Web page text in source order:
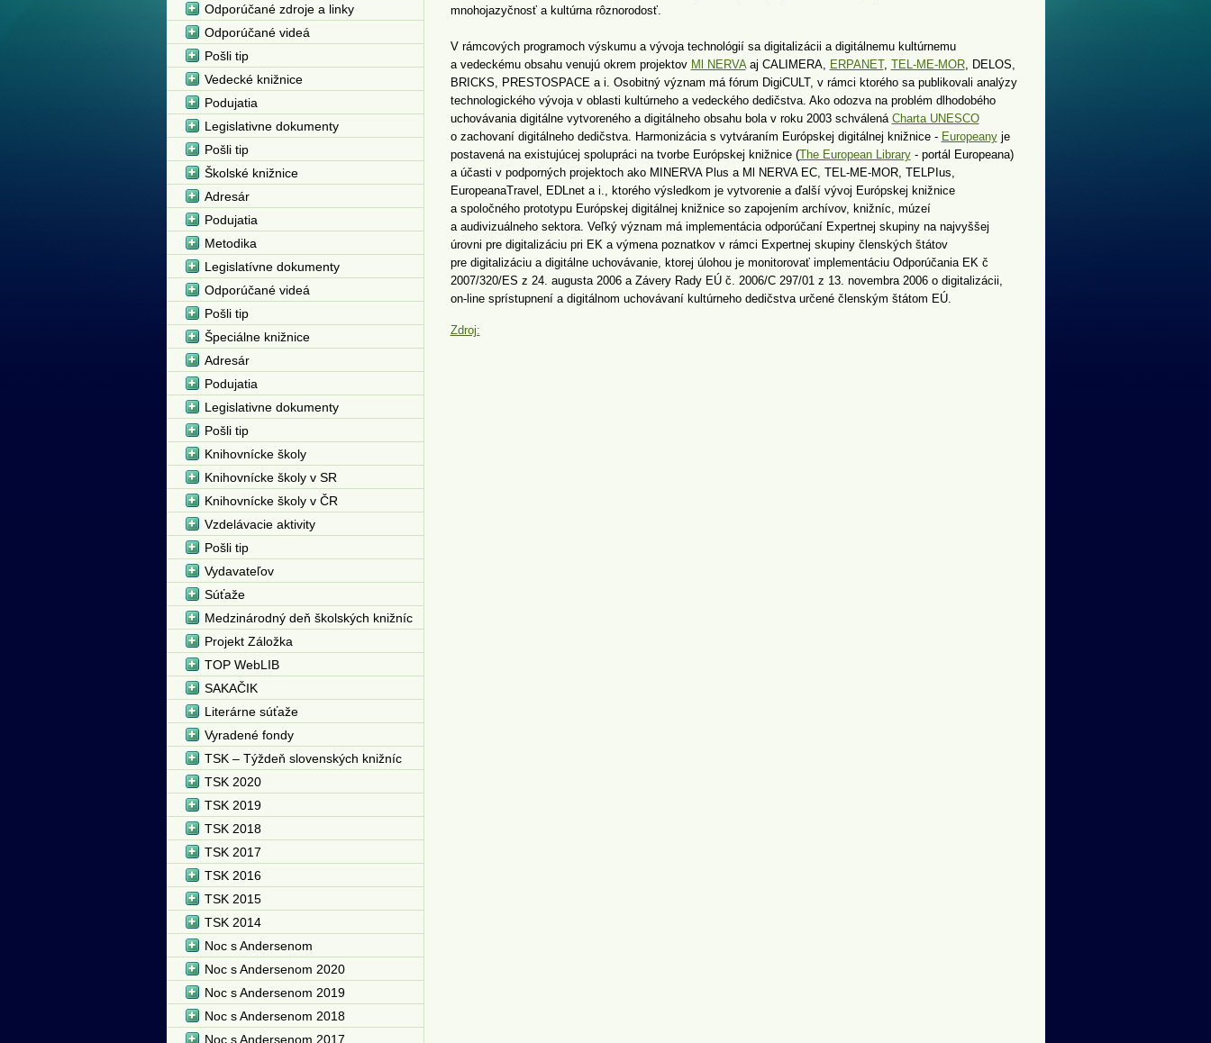
mnohojazyčnosť a kultúrna rôznorodosť.
V rámcových programoch výskumu a vývoja technológií sa digitalizácii a digitálnemu kultúrnemu
a vedeckému obsahu venujú okrem projektov Ml NERVAaj CALIMERA, ERPANET, TEL-ME-MOR, DELOS,
BRICKS, PRESTOSPACE a i. Osobitný význam má fórum DigiCULT, v rámci ktorého sa publikovali analýzy
technologického vývoja v oblasti kultúrneho a vedeckého dedičstva. Ako odozva na problém dlhodobého
uchovávania digitálne vytvoreného a digitálneho obsahu bola v roku 2003 schválená Charta UNESCO
o zachovaní digitálneho dedičstva. Harmonizácia s vytváraním Európskej digitálnej knižnice - Europeanyje
postavená na existujúcej spolupráci na tvorbe Európskej knižnice (The European Library- portál Europeana)
a účasti v podporných projektoch ako MINERVA Plus a Ml NERVA EC, TEL-ME-MOR, TELPIus,
EuropeanaTravel, EDLnet a i., ktorého výsledkom je vytvorenie a ďalší vývoj Európskej knižnice
a spoločného prototypu Európskej digitálnej knižnice so zapojením archívov, knižníc, múzeí
a audivizuálneho sektora. Veľký význam má implementácia odporúčaní Expertnej skupiny na najvyššej
úrovni pre digitalizáciu pri EK a výmena poznatkov v rámci Expertnej skupiny členských štátov
pre digitalizáciu a digitálne uchovávanie, ktorej úlohou je monitorovať implementáciu Odporúčania EK č
2007/320/ES z 24. augusta 2006 a Závery Rady EÚ č. 2006/C 297/01 z 13. novembra 2006 o digitalizácii,
on-line sprístupnení a digitálnom uchovávaní kultúrneho dedičstva určené členským štátom EÚ.
Zdroj:
Odporúčané zdroje a linky
Odporúčané videá
Pošli tip
Vedecké knižnice
Podujatia
Legislativne dokumenty
Pošli tip
Školské knižnice
Adresár
Podujatia
Metodika
Legislatívne dokumenty
Odporúčané videá
Pošli tip
Špeciálne knižnice
Adresár
Podujatia
Legislativne dokumenty
Pošli tip
Knihovnícke školy
Knihovnícke školy v SR
Knihovnícke školy v ČR
Vzdelávacie aktivity
Pošli tip
Vydavateľov
Súťaže
Medzinárodný deň školských knižníc
Projekt Záložka
TOP WebLIB
SAKAČIK
Literárne súťaže
Vyradené fondy
TSK – Týždeň slovenských knižníc
TSK 2020
TSK 2019
TSK 2018
TSK 2017
TSK 2016
TSK 2015
TSK 2014
Noc s Andersenom
Noc s Andersenom 2020
Noc s Andersenom 2019
Noc s Andersenom 2018
Noc s Andersenom 2017